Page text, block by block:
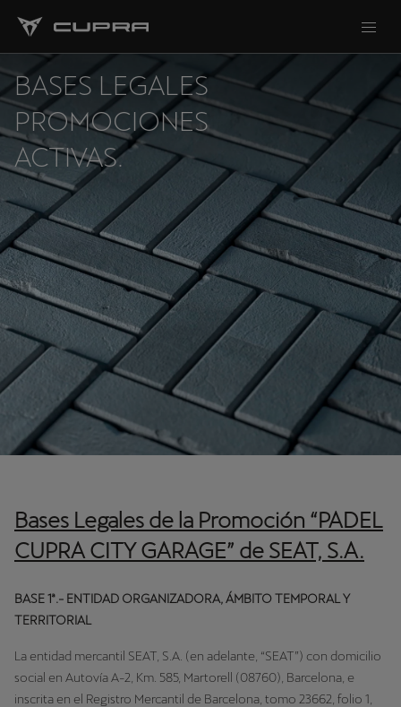
BASES LEGALES
PROMOCIONES
ACTIVAS.
Bases Legales de la Promoción “PADEL
CUPRA CITY GARAGE” de SEAT, S.A.
BASE 1ª.- ENTIDAD ORGANIZADORA, ÁMBITO TEMPORAL Y
TERRITORIAL
La entidad mercantil SEAT, S.A. (en adelante, “SEAT”) con domicilio
social en Autovía A-2, Km. 585, Martorell (08760), Barcelona, e
inscrita en el Registro Mercantil de Barcelona, tomo 23662, folio 1,